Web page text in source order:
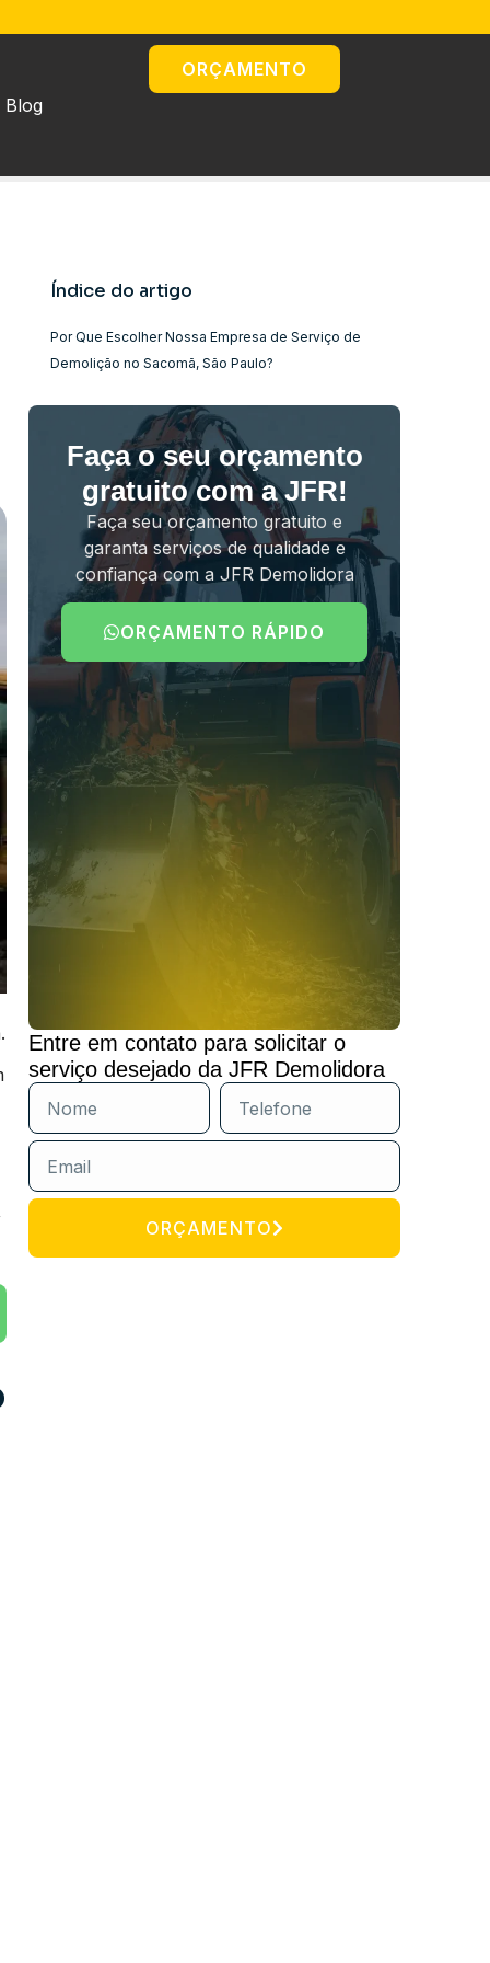
Blog
ORÇAMENTO
Índice do artigo
Por Que Escolher Nossa Empresa de Serviço de
Demolição no Sacomã, São Paulo?
Faça o seu orçamento
gratuito com a JFR!
Faça seu orçamento gratuito e
garanta serviços de qualidade e
confiança com a JFR Demolidora
ORÇAMENTO RÁPIDO
Entre em contato para solicitar o
serviço desejado da JFR Demolidora
ORÇAMENTO